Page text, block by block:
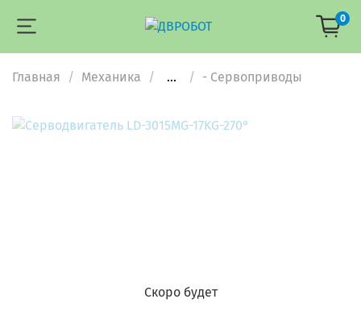
0
Главная Механика ... - Сервоприводы
Скоро будет